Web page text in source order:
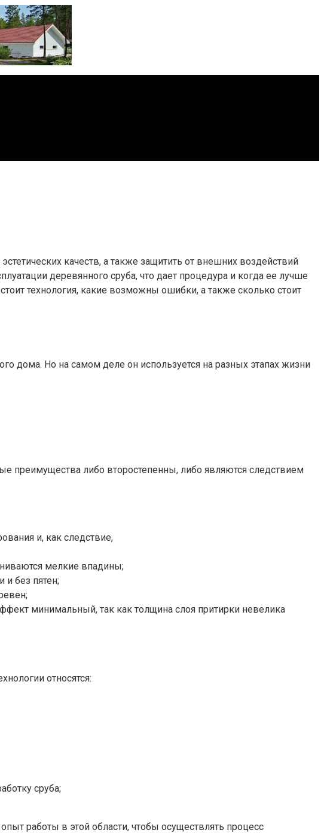
качеств, а также защитить от внешних воздействий
деревянного сруба, что дает процедура и когда ее лучше
технология, какие возможны ошибки, а также сколько стоит
дома. Но на самом деле он используется на разных этапах жизни
преимущества либо второстепенны, либо являются следствием
и, как следствие,
мелкие впадины;
и без пятен;
минимальный, так как толщина слоя притирки невелика
относятся:
сруба;
работы в этой области, чтобы осуществлять процесс